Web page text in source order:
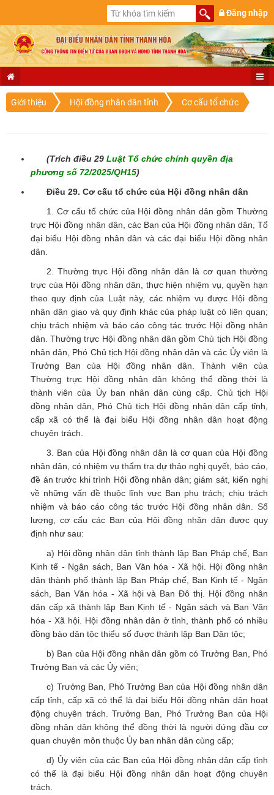
Đăng nhập
Giới thiệu Hội đồng nhân dân tỉnh Cơ cấu tổ chức
(Trích điều 29 Luật Tổ chức chính quyền địa
phương số 72/2025/QH15)
Điều 29. Cơ cấu tổ chức của Hội đồng nhân dân
1. Cơ cấu tổ chức của Hội đồng nhân dân gồm Thường
trực Hội đồng nhân dân, các Ban của Hội đồng nhân dân, Tổ
đại biểu Hội đồng nhân dân và các đại biểu Hội đồng nhân
dân.
2. Thường trực Hội đồng nhân dân là cơ quan thường
trực của Hội đồng nhân dân, thực hiện nhiệm vụ, quyền hạn
theo quy định của Luật này, các nhiệm vụ được Hội đồng
nhân dân giao và quy định khác của pháp luật có liên quan;
chịu trách nhiệm và báo cáo công tác trước Hội đồng nhân
dân. Thường trực Hội đồng nhân dân gồm Chủ tịch Hội đồng
nhân dân, Phó Chủ tịch Hội đồng nhân dân và các Ủy viên là
Trưởng Ban của Hội đồng nhân dân. Thành viên của
Thường trực Hội đồng nhân dân không thể đồng thời là
thành viên của Ủy ban nhân dân cùng cấp. Chủ tịch Hội
đồng nhân dân, Phó Chủ tịch Hội đồng nhân dân cấp tỉnh,
cấp xã có thể là đại biểu Hội đồng nhân dân hoạt động
chuyên trách.
3. Ban của Hội đồng nhân dân là cơ quan của Hội đồng
nhân dân, có nhiệm vụ thẩm tra dự thảo nghị quyết, báo cáo,
đề án trước khi trình Hội đồng nhân dân; giám sát, kiến nghị
về những vấn đề thuộc lĩnh vực Ban phụ trách; chịu trách
nhiệm và báo cáo công tác trước Hội đồng nhân dân. Số
lượng, cơ cấu các Ban của Hội đồng nhân dân được quy
định như sau:
a) Hội đồng nhân dân tỉnh thành lập Ban Pháp chế, Ban
Kinh tế - Ngân sách, Ban Văn hóa - Xã hội. Hội đồng nhân
dân thành phố thành lập Ban Pháp chế, Ban Kinh tế - Ngân
sách, Ban Văn hóa - Xã hội và Ban Đô thị. Hội đồng nhân
dân cấp xã thành lập Ban Kinh tế - Ngân sách và Ban Văn
hóa - Xã hội. Hội đồng nhân dân ở tỉnh, thành phố có nhiều
đồng bào dân tộc thiểu số được thành lập Ban Dân tộc;
b) Ban của Hội đồng nhân dân gồm có Trưởng Ban, Phó
Trưởng Ban và các Ủy viên;
c) Trưởng Ban, Phó Trưởng Ban của Hội đồng nhân dân
cấp tỉnh, cấp xã có thể là đại biểu Hội đồng nhân dân hoạt
động chuyên trách. Trưởng Ban, Phó Trưởng Ban của Hội
đồng nhân dân không thể đồng thời là người đứng đầu cơ
quan chuyên môn thuộc Ủy ban nhân dân cùng cấp;
d) Ủy viên của các Ban của Hội đồng nhân dân cấp tỉnh
có thể là đại biểu Hội đồng nhân dân hoạt động chuyên
trách.